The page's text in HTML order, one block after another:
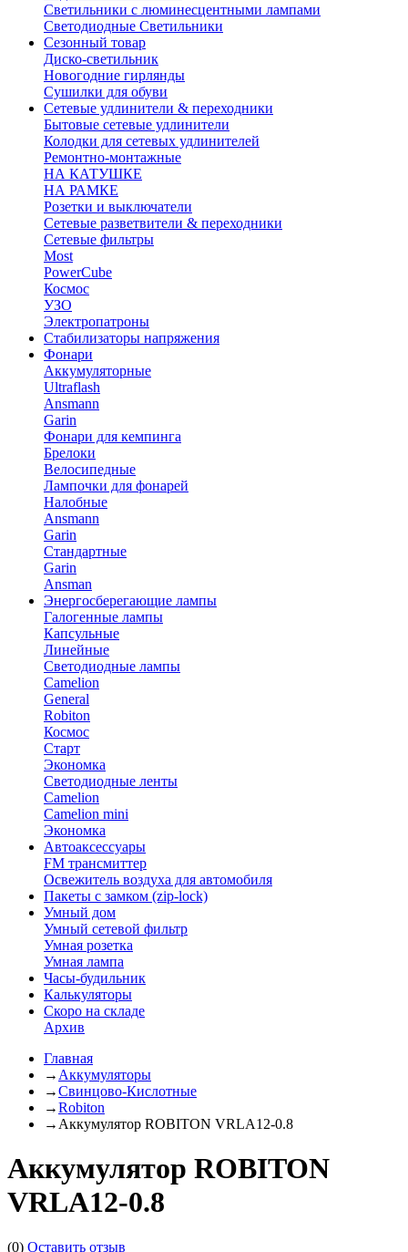
Светильники с люминесцентными лампами
Светодиодные Светильники
Сезонный товар
Диско-светильник
Новогодние гирлянды
Сушилки для обуви
Сетевые удлинители & переходники
Бытовые сетевые удлинители
Колодки для сетевых удлинителей
Ремонтно-монтажные
НА КАТУШКЕ
НА РАМКЕ
Розетки и выключатели
Сетевые разветвители & переходники
Сетевые фильтры
Most
PowerCube
Космос
УЗО
Электропатроны
Стабилизаторы напряжения
Фонари
Аккумуляторные
Ultraflash
Ansmann
Garin
Фонари для кемпинга
Брелоки
Велосипедные
Лампочки для фонарей
Налобные
Ansmann
Garin
Стандартные
Garin
Ansman
Энергосберегающие лампы
Галогенные лампы
Капсульные
Линейные
Светодиодные лампы
Camelion
General
Robiton
Космос
Старт
Экономка
Светодиодные ленты
Camelion
Camelion mini
Экономка
Автоаксессуары
FM трансмиттер
Освежитель воздуха для автомобиля
Пакеты с замком (zip-lock)
Умный дом
Умный сетевой фильтр
Умная розетка
Умная лампа
Часы-будильник
Калькуляторы
Скоро на складе
Архив
Главная
→ Аккумуляторы
→Свинцово-Кислотные
→Robiton
→ Аккумулятор ROBITON VRLA12-0.8
Аккумулятор ROBITON
VRLA12-0.8
(0) Оставить отзыв